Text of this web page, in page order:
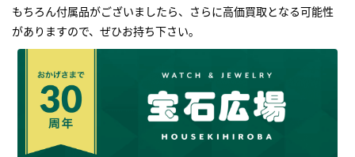
もちろん付属品がございましたら、さらに高価買取となる可能性
がありますので、ぜひお持ち下さい｡